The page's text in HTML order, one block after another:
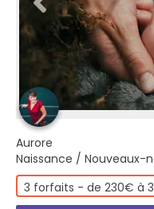
Aurore
Naissance / Nouveaux-
3 forfaits - de 230€ à